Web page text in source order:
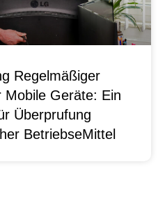
Regelmäßiger
Mobile Geräte: Ein
Überprufung
BetriebseMittel